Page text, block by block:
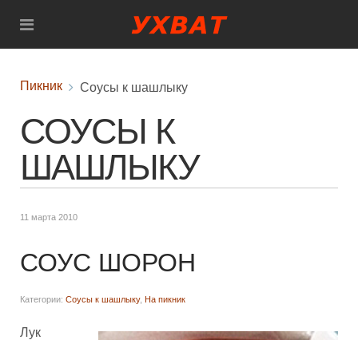
Пикник Соусы к шашлыку
СОУСЫ К
ШАШЛЫКУ
11 марта 2010
СОУС ШОРОН
Категории: Соусы к шашлыку, На пикник
Лук